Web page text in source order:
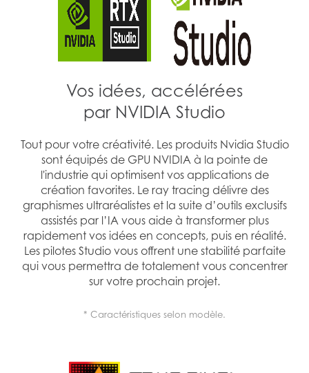
Vos idées, accélérées
par NVIDIA Studio
Tout pour votre créativité. Les produits Nvidia Studio
sont équipés de GPU NVIDIA à la pointe de
l'industrie qui optimisent vos applications de
création favorites. Le ray tracing délivre des
graphismes ultraréalistes et la suite d’outils exclusifs
assistés par l’IA vous aide à transformer plus
rapidement vos idées en concepts, puis en réalité.
Les pilotes Studio vous offrent une stabilité parfaite
qui vous permettra de totalement vous concentrer
sur votre prochain projet.
* Caractéristiques selon modèle.